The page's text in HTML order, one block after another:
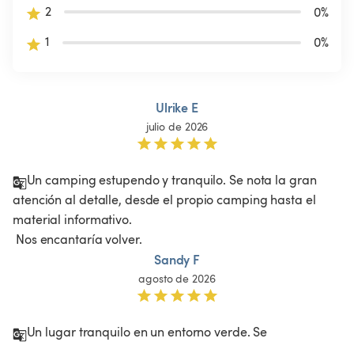
2
0%
1
0%
Ulrike E
julio de 2026
Un camping estupendo y tranquilo. Se nota la gran
atención al detalle, desde el propio camping hasta el
material informativo.
Nos encantaría volver.
Sandy F
agosto de 2026
Un lugar tranquilo en un entorno verde. Se